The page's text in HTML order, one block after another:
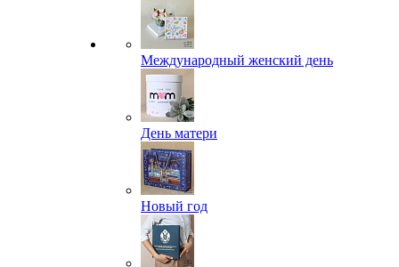
Международный женский день
День матери
Новый год